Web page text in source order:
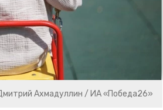
Ахмадуллин / ИА «Победа26»